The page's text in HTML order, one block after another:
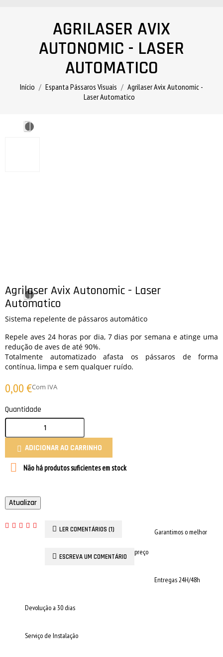
AGRILASER AVIX
AUTONOMIC - LASER
AUTOMATICO
Início Espanta Pássaros Visuais
Agrilaser Avix Autonomic -
Laser Automatico
Agrilaser Avix Autonomic - Laser
Automatico
Sistema repelente de pássaros automático
Repele aves 24 horas por dia, 7 dias por semana e atinge uma
redução de aves de até 90%.
Totalmente automatizado afasta os pássaros de forma
contínua, limpa e sem qualquer ruído.
0,00 €Com IVA
Quantidade
 ADICIONAR AO CARRINHO
 Não há produtos suficientes em stock
LER COMENTÁRIOS (1)
ESCREVA UM COMENTÁRIO
Garantimos o melhor
preço
Entregas 24H/48h
Devolução a 30 dias
Serviço de Instalação